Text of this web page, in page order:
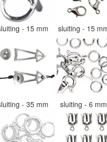
- 15 mm sluiting - 15
- 35 mm sluiting - 6